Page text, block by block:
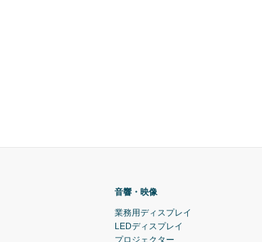
音響・映像
業務用ディスプレイ
LEDディスプレイ